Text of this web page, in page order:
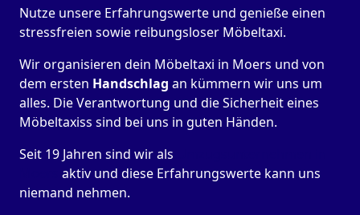
Nutze unsere Erfahrungswerte und genieße einen
stressfreien sowie reibungsloser Möbeltaxi.
Wir organisieren dein Möbeltaxi in Moers und von
dem ersten Handschlag an kümmern wir uns um
alles. Die Verantwortung und die Sicherheit eines
Möbeltaxiss sind bei uns in guten Händen.
Seit 19 Jahren sind wir als
aktiv und diese Erfahrungswerte kann uns
niemand nehmen.